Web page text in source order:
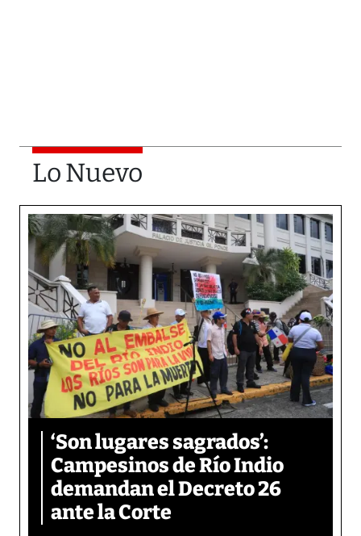
Lo Nuevo
‘Son lugares sagrados’:
Campesinos de Río Indio
demandan el Decreto 26
ante la Corte